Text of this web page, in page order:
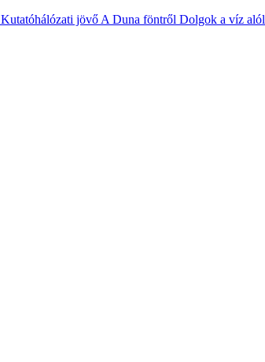
Kutatóhálózati jövő A Duna föntről Dolgok a víz alól